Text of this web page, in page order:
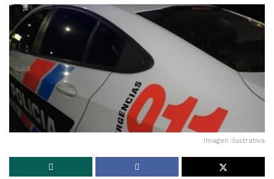
Imagen ilustrativa